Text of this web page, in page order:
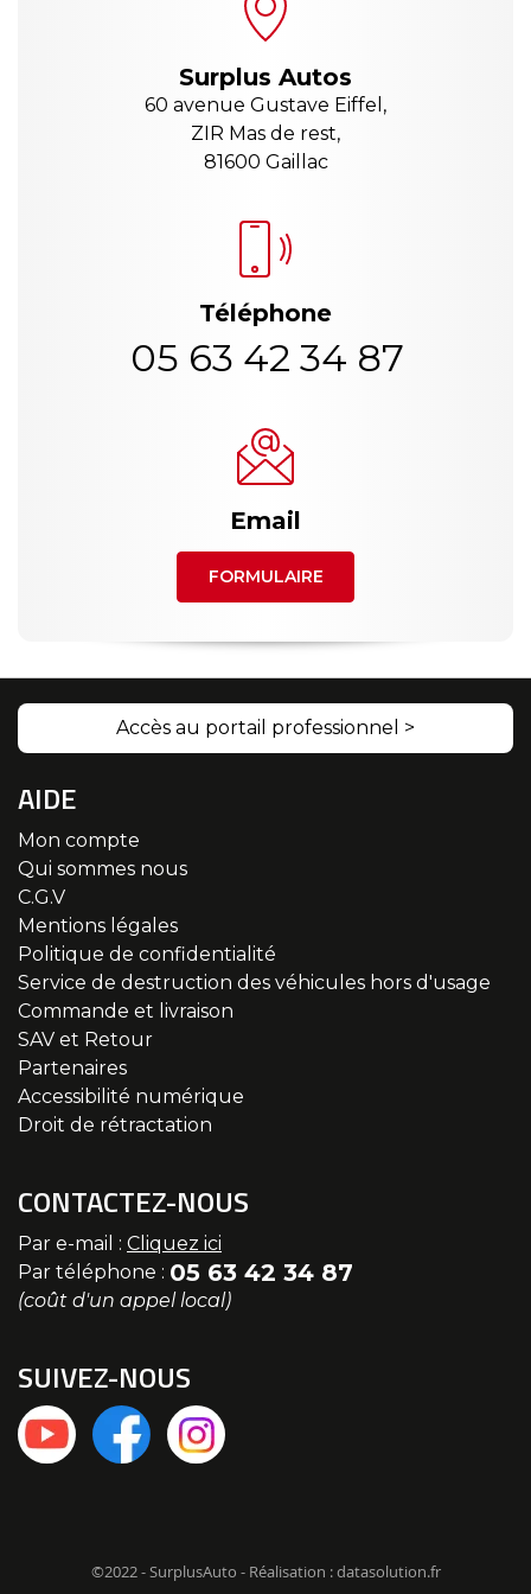
Surplus Autos
60 avenue Gustave Eiffel,
ZIR Mas de rest,
81600 Gaillac
Téléphone
05 63 42 34 87
Email
FORMULAIRE
Accès au portail professionnel >
AIDE
Mon compte
Qui sommes nous
C.G.V
Mentions légales
Politique de confidentialité
Service de destruction des véhicules hors d'usage
Commande et livraison
SAV et Retour
Partenaires
Accessibilité numérique
Droit de rétractation
CONTACTEZ-NOUS
Par e-mail : Cliquez ici
Par téléphone : 05 63 42 34 87
(coût d'un appel local)
SUIVEZ-NOUS
©2022 - SurplusAuto - Réalisation : datasolution.fr